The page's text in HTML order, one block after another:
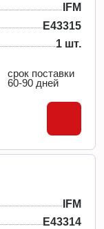
IFM
E43315
1 шт.
срок поставки
60-90 дней
IFM
E43314